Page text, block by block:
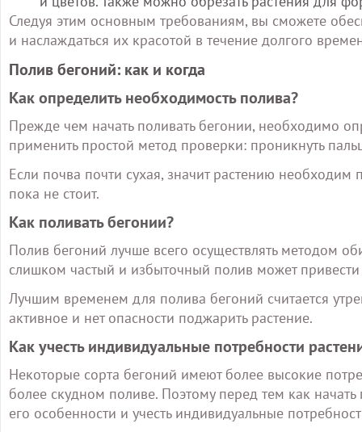
Следуя этим основным требованиям, вы сможете
и наслаждаться их красотой в течение долгого
Полив бегоний: как и когда
Как определить необходимость полива?
Прежде чем начать поливать бегонии, необходимо
применить простой метод проверки: проникнуть
Если почва почти сухая, значит растению
пока не стоит.
Как поливать бегонии?
Полив бегоний лучше всего осуществлять методом
слишком частый и избыточный полив может
Лучшим временем для полива бегоний считается
активное и нет опасности поджарить растение.
Как учесть индивидуальные потребности
Некоторые сорта бегоний имеют более высокие
более скудном поливе. Поэтому перед тем как
его особенности и учесть индивидуальные